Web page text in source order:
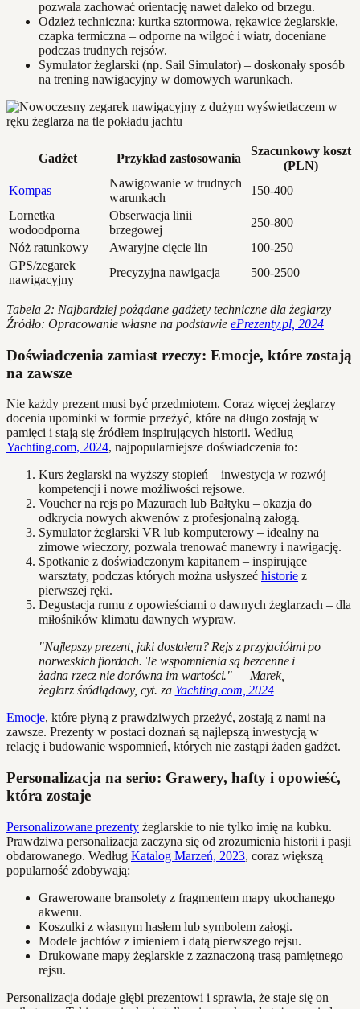
pozwala zachować orientację nawet daleko od brzegu.
Odzież techniczna: kurtka sztormowa, rękawice żeglarskie,
czapka termiczna – odporne na wilgoć i wiatr, doceniane
podczas trudnych rejsów.
Symulator żeglarski (np. Sail Simulator) – doskonały sposób
na trening nawigacyjny w domowych warunkach.
Gadżet Przykład zastosowania
Szacunkowy koszt
(PLN)
Kompas
Nawigowanie w trudnych
warunkach
150-400
Lornetka
wodoodporna
Obserwacja linii
brzegowej
250-800
Nóż ratunkowy
Awaryjne cięcie lin
100-250
GPS/zegarek
nawigacyjny
Precyzyjna nawigacja 500-2500
Tabela 2: Najbardziej pożądane gadżety techniczne dla żeglarzy
Źródło: Opracowanie własne na podstawie ePrezenty.pl, 2024
Doświadczenia zamiast rzeczy: Emocje, które zostają
na zawsze
Nie każdy prezent musi być przedmiotem. Coraz więcej żeglarzy
docenia upominki w formie przeżyć, które na długo zostają w
pamięci i stają się źródłem inspirujących historii. Według
Yachting.com, 2024, najpopularniejsze doświadczenia to:
Kurs żeglarski na wyższy stopień – inwestycja w rozwój
kompetencji i nowe możliwości rejsowe.
Voucher na rejs po Mazurach lub Bałtyku – okazja do
odkrycia nowych akwenów z profesjonalną załogą.
Symulator żeglarski VR lub komputerowy – idealny na
zimowe wieczory, pozwala trenować manewry i nawigację.
Spotkanie z doświadczonym kapitanem – inspirujące
warsztaty, podczas których można usłyszeć historie z
pierwszej ręki.
Degustacja rumu z opowieściami o dawnych żeglarzach – dla
miłośników klimatu dawnych wypraw.
"Najlepszy prezent, jaki dostałem? Rejs z przyjaciółmi po
norweskich fiordach. Te wspomnienia są bezcenne i
żadna rzecz nie dorówna im wartości." — Marek,
żeglarz śródlądowy, cyt. za Yachting.com, 2024
Emocje, które płyną z prawdziwych przeżyć, zostają z nami na
zawsze. Prezenty w postaci doznań są najlepszą inwestycją w
relację i budowanie wspomnień, których nie zastąpi żaden gadżet.
Personalizacja na serio: Grawery, hafty i opowieść,
która zostaje
Personalizowane prezenty żeglarskie to nie tylko imię na kubku.
Prawdziwa personalizacja zaczyna się od zrozumienia historii i pasji
obdarowanego. Według Katalog Marzeń, 2023, coraz większą
popularność zdobywają:
Grawerowane bransolety z fragmentem mapy ukochanego
akwenu.
Koszulki z własnym hasłem lub symbolem załogi.
Modele jachtów z imieniem i datą pierwszego rejsu.
Drukowane mapy żeglarskie z zaznaczoną trasą pamiętnego
rejsu.
Personalizacja dodaje głębi prezentowi i sprawia, że staje się on